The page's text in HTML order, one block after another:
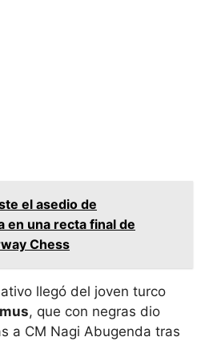
el asedio de
en una recta final de
Chess
llegó del joven turco
, que con negras dio
a CM Nagi Abugenda tras